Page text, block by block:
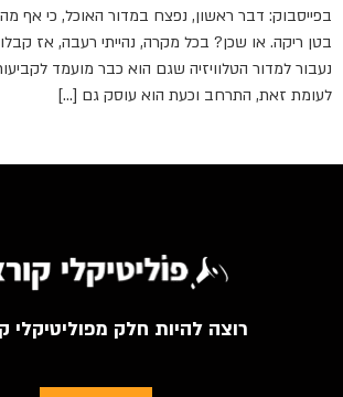
בפייסבוק: דבר ראשון, נפצח במדור האוכל, כי אף
בטן ריקה. או שכן? בכל מקרה, נהייתי רעבה, אז
נעבור למדור הטלוויזיה שגם הוא כבר מועמד
לעומת זאת, התרחב וכעת הוא עוסק גם […]
רוצה להיות חלק מפוליטיקלי